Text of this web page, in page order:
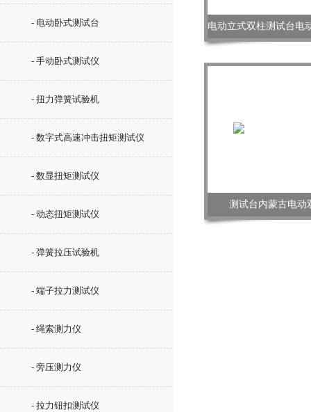
- 电动卧式测试台
- 手动卧式测试仪
- 扭力弹簧试验机
- 数字式高速冲击扭矩测试仪
- 数显扭矩测试仪
- 动态扭矩测试仪
- 弹簧拉压试验机
- 端子拉力测试仪
- 绳索测力仪
- 旁压测力仪
- 拉力钮扣测试仪
测试台内蒙古电动